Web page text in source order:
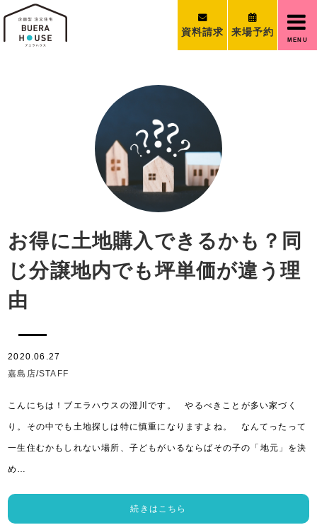
資料請求 来場予約
MENU
お得に土地購入できるかも？同
じ分譲地内でも坪単価が違う理
由
2020.06.27
嘉島店/STAFF
こんにちは！ブエラハウスの澄川です。 やるべきことが多い家づく
り。その中でも土地探しは特に慎重になりますよね。 なんてったって
一生住むかもしれない場所、子どもがいるならばその子の「地元」を決
め…
続きはこちら